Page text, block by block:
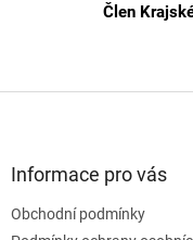
Člen
Informace pro vás
Obchodní podmínky